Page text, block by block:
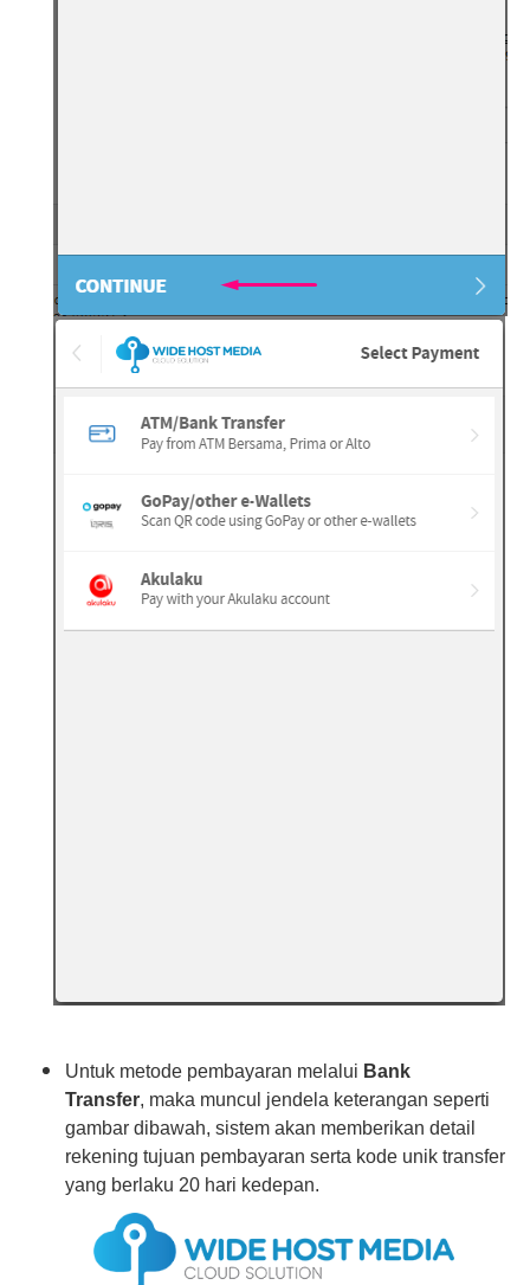
Untuk metode pembayaran melalui Bank
Transfer, maka muncul jendela keterangan seperti
gambar dibawah, sistem akan memberikan detail
rekening tujuan pembayaran serta kode unik transfer
yang berlaku 20 hari kedepan.